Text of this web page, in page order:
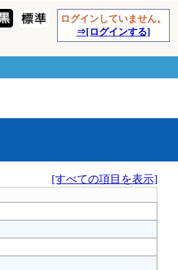
ログインしていません。
⇒[ログインする]
[すべての項目を表示]